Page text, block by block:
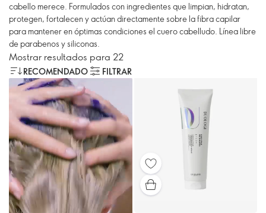
cabello merece. Formulados con ingredientes que limpian, hidratan,
protegen, fortalecen y actúan directamente sobre la fibra capilar
para mantener en óptimas condiciones el cuero cabelludo. Línea libre
de parabenos y siliconas.
Mostrar resultados para 22
RECOMENDADO FILTRAR